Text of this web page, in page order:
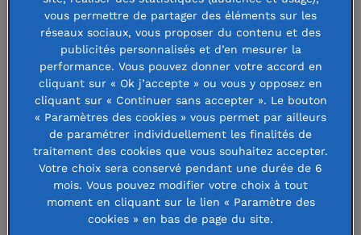
concilier équité sociale et
préservation écologique à travers une
gestion partagée de l'eau ? Le Gret et
La Fondation de France ont tenté
d’apporter des réponses à cet enjeu
majeur en organisant, le 25
septembre dernier, un temps
d’échange autour d'initiatives menées
en France, au Sénégal et au Togo par
vous permettre de partager des éléments sur les
réseaux sociaux, vous proposer du contenu et des
publicités personnalisés et d’en mesurer la
performance. Vous pouvez donner votre accord en
cliquant sur « Ok j’accepte » ou vous y opposez en
cliquant sur « Continuer sans accepter ». Le bouton
« Paramètres des cookies » vous permet par ailleurs
de paramétrer individuellement les finalités de
traitement des cookies que vous souhaitez accepter.
Votre choix sera conservé pendant une durée de 6
mois. Vous pouvez modifier votre choix à tout
moment en cliquant sur le lien « Paramètre des
cookies » en bas de page du site.